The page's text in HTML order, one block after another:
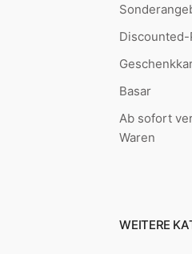
Discounted-
Basar
Ab sofort
Waren
WEITERE